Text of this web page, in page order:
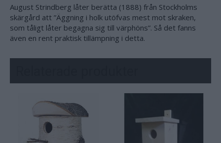
August Strindberg låter berätta (1888) från Stockholms
skärgård att ”Äggning i holk utöfvas mest mot skraken,
som tåligt låter begagna sig till värphöns”. Så det fanns
även en rent praktisk tillämpning i detta.